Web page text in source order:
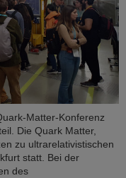
Matter-Konferenz
Die Quark Matter,
zu ultrarelativistischen
statt. Bei der
des